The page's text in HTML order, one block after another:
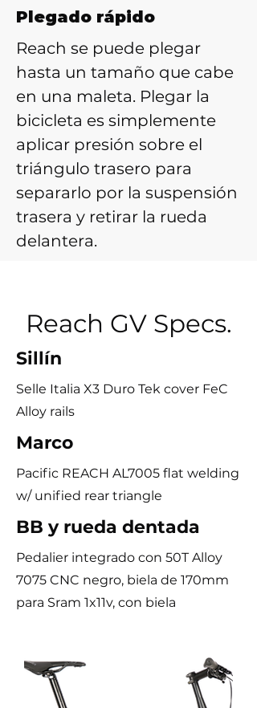
Plegado rápido
Reach se puede plegar
hasta un tamaño que cabe
en una maleta. Plegar la
bicicleta es simplemente
aplicar presión sobre el
triángulo trasero para
separarlo por la suspensión
trasera y retirar la rueda
delantera.
Reach GV Specs.
Sillín
Selle Italia X3 Duro Tek cover FeC
Alloy rails
Marco
Pacific REACH AL7005 flat welding
w/ unified rear triangle
BB y rueda dentada
Pedalier integrado con 50T Alloy
7075 CNC negro, biela de 170mm
para Sram 1x11v, con biela